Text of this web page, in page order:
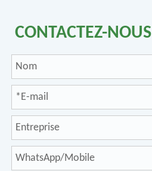
CONTACTEZ-NOUS